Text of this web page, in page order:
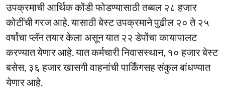
उपक्रमाची आर्थिक कोंडी फोडण्यासाठी तब्बल २८ हजार
कोटींची गरज आहे. यासाठी बेस्ट उपक्रमाने पुढील २० ते २५
वर्षांचा प्लॅन तयार केला असून यात २२ डेपोंचा कायापालट
करण्यात येणार आहे. यात कर्मचारी निवासस्थान, १० हजार बेस्ट
बसेस, ३६ हजार खासगी वाहनांची पार्किंगसह संकुल बांधण्यात
येणार आहे.